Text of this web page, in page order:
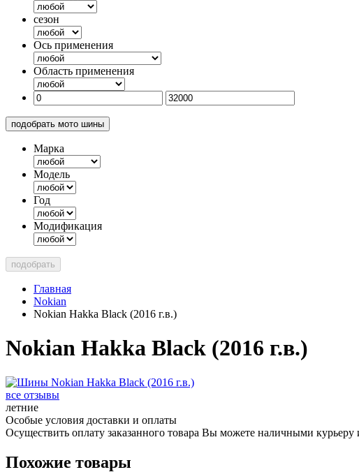
сезон
Ось применения
Область применения
подобрать мото шины
Марка
Модель
Год
Модификация
подобрать
Главная
Nokian
Nokian Hakka Black (2016 г.в.)
Nokian Hakka Black (2016 г.в.)
все отзывы
летние
Особые условия доставки и оплаты
Осуществить оплату заказанного товара Вы можете наличными
Похожие товары